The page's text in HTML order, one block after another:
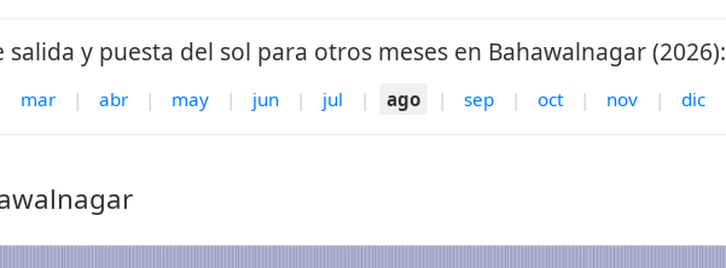
salida y puesta del sol para otros meses en Bahawalnagar (2026):
mar | abr | may | jun | jul | ago | sep | oct | nov | dic